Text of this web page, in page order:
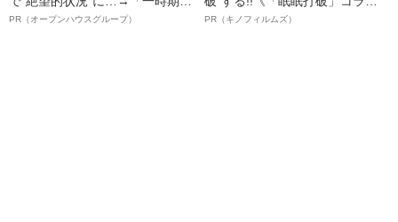
納品3年待ち」のヒット商品を生
PR（オープンハウスグループ）
ボ》
PR（キノフィルムズ）